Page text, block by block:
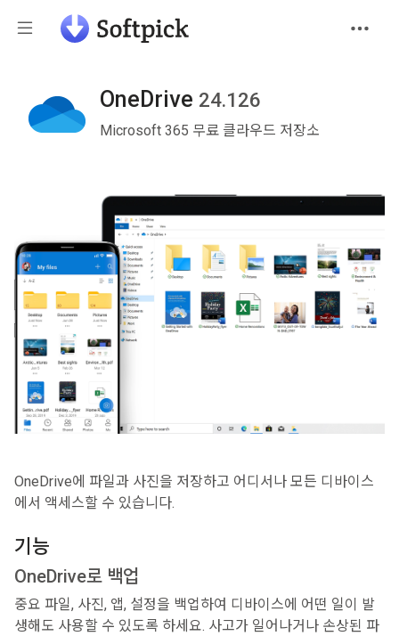
OneDrive 24.126
Microsoft 365 무료 클라우드 저장소
OneDrive에 파일과 사진을 저장하고 어디서나 모든 디바이스
에서 액세스할 수 있습니다.
기능
OneDrive로 백업
중요 파일, 사진, 앱, 설정을 백업하여 디바이스에 어떤 일이 발
생해도 사용할 수 있도록 하세요. 사고가 일어나거나 손상된 파